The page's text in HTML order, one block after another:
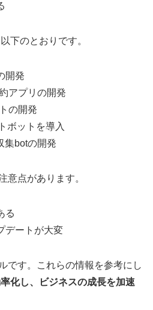
下のとおりです。
開発
アプリの開発
の開発
ボットを導入
集botの開発
意点があります。
る
デートが大変
です。これらの情報を参考にし
化し、ビジネスの成長を加速